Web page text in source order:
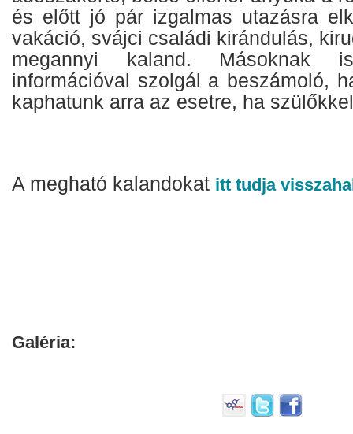
és előtt jó pár izgalmas utazásra
vakáció, svájci családi kirándulás,
megannyi kaland. Másoknak
információval szolgál a beszámoló,
kaphatunk arra az esetre, ha
A megható kalandokat itt tudja
Galéria: